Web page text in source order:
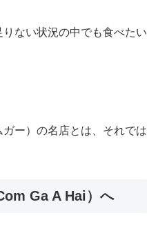
ない状況の中でも食べたい
ー）の名店とは、それでは
Ga A Hai）へ